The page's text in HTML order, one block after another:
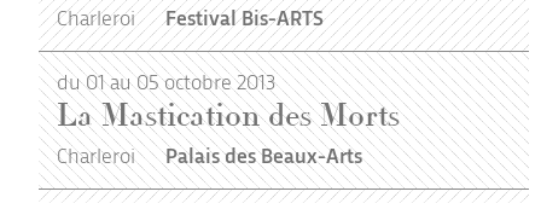
Charleroi Festival Bis-ARTS
du 01 au 05 octobre 2013
La Mastication des Morts
Charleroi Palais des Beaux-Arts